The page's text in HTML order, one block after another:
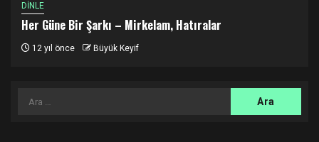
DİNLE
Her Güne Bir Şarkı – Mirkelam, Hatıralar
12 yıl önce Büyük Keyif
Arama: